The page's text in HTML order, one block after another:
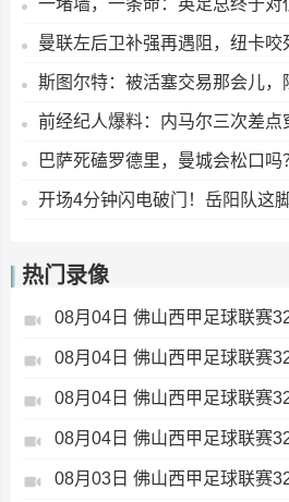
一堵墙，一条命：英足总终于对
曼联左后卫补强再遇阻，纽卡咬
巴萨死磕罗德里，曼城会松口
开场4分钟闪电破门！岳阳队这
热门录像